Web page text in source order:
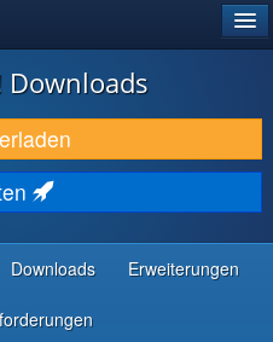
Downloads
Downloads Erweiterungen